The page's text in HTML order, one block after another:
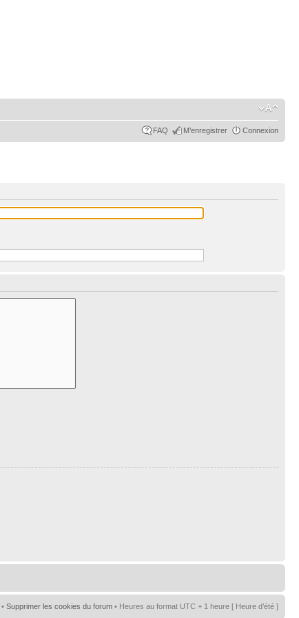
FAQ M’enregistrer Connexion
• Supprimer les cookies du forum • Heures au format UTC + 1 heure [ Heure d’été ]